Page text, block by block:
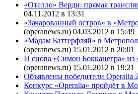
«Отелло» Верди: прямая
04.11.2012 в 13:31
«Зачарованный остров» в
(operanews.ru) 04.03.2012 в 15:49
«Мадам Баттерфляй» в
(operanews.ru) 15.01.2012 в 20:01
И снова «Симон Бокканегра»
(operanews.ru) 15.01.2012 в 19:21
Объявлены победители Operalia
Конкурс «Operalia» пройдёт в